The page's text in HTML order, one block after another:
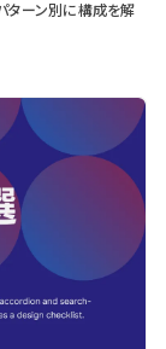
ターン別に構成を解